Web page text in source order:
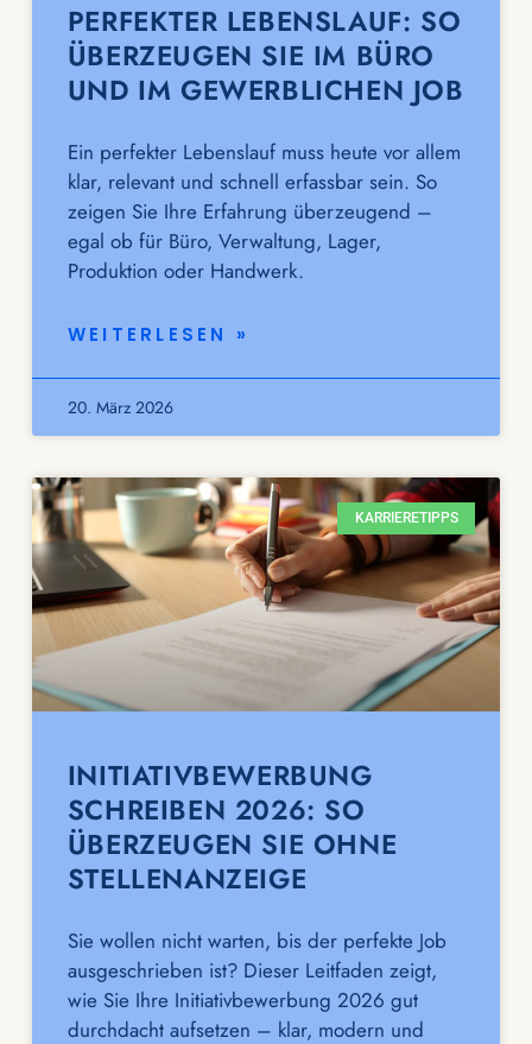
PERFEKTER LEBENSLAUF: SO
ÜBERZEUGEN SIE IM BÜRO
UND IM GEWERBLICHEN JOB
Ein perfekter Lebenslauf muss heute vor allem
klar, relevant und schnell erfassbar sein. So
zeigen Sie Ihre Erfahrung überzeugend –
egal ob für Büro, Verwaltung, Lager,
Produktion oder Handwerk.
WEITERLESEN »
20. März 2026
KARRIERETIPPS
INITIATIVBEWERBUNG
SCHREIBEN 2026: SO
ÜBERZEUGEN SIE OHNE
STELLENANZEIGE
Sie wollen nicht warten, bis der perfekte Job
ausgeschrieben ist? Dieser Leitfaden zeigt,
wie Sie Ihre Initiativbewerbung 2026 gut
durchdacht aufsetzen – klar, modern und